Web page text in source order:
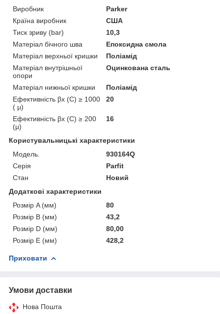
Виробник
Parker
Країна виробник
США
Тиск зриву (bar)
10,3
Матеріал бічного шва
Епоксидна смола
Матеріал верхньої кришки
Поліамід
Матеріал внутрішньої
опори
Оцинкована сталь
Матеріал нижньої кришки
Поліамід
Ефективність βx (C) ≥ 1000
( µ)
20
Ефективність βx (C) ≥ 200
(µ)
16
Користувальницькі характеристики
Мoдель.
930164Q
Серія
Parfit
Стан
Новий
Додаткові характеристики
Розмір A (мм)
80
Розмір B (мм)
43,2
Розмір D (мм)
80,00
Розмір E (мм)
428,2
Приховати
Умови доставки
Нова Пошта